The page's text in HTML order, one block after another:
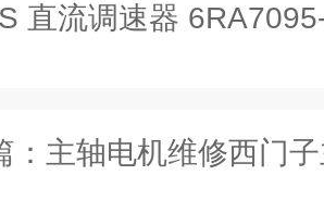
直流调速器
： 主轴电机维修西门子主轴